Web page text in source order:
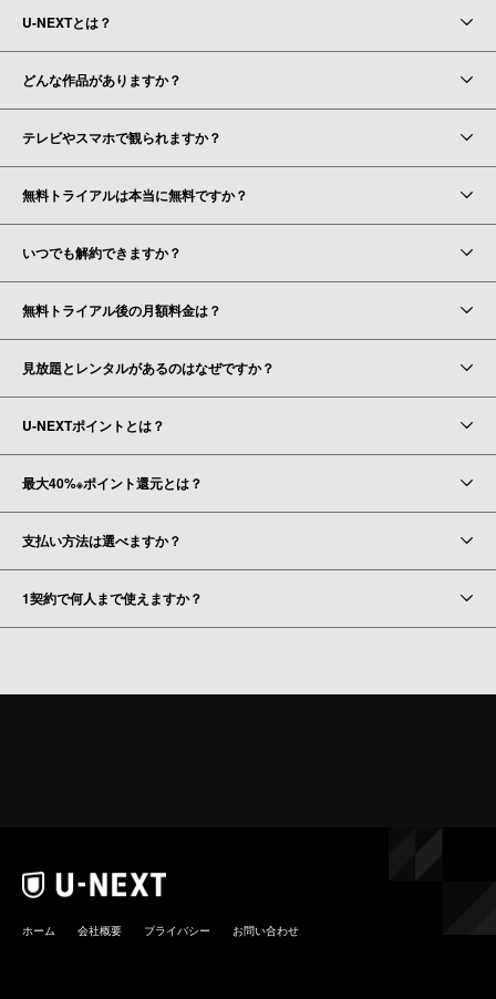
U-NEXTとは？
どんな作品がありますか？
テレビやスマホで観られますか？
無料トライアルは本当に無料ですか？
いつでも解約できますか？
無料トライアル後の月額料金は？
見放題とレンタルがあるのはなぜですか？
U-NEXTポイントとは？
最大40%※ポイント還元とは？
支払い方法は選べますか？
1契約で何人まで使えますか？
ホーム 会社概要 プライバシー お問い合わせ